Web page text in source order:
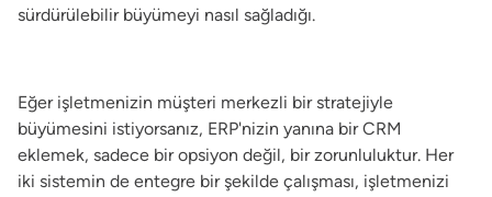
sürdürülebilir büyümeyi nasıl sağladığı.
Eğer işletmenizin müşteri merkezli bir stratejiyle
büyümesini istiyorsanız, ERP'nizin yanına bir CRM
eklemek, sadece bir opsiyon değil, bir zorunluluktur. Her
iki sistemin de entegre bir şekilde çalışması, işletmenizi